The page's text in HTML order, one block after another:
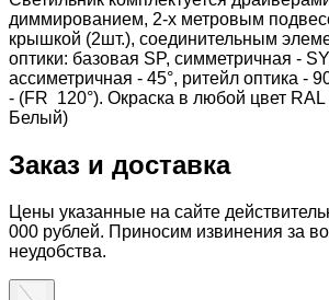
диммированием, 2-х метровым
крышкой (2шт.), соединительным
оптики: базовая SP, cимметричная -
ассиметричная - 45°, ритейл оптика -
- (FR 120°). Окраска в любой цвет
Белый)
Заказ и доставка
Цены указанные на сайте
000 рублей. Приносим извинения за
неудобства.